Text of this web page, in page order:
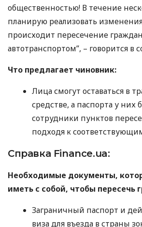
общественностью! В течение
планирую реализовать
происходит пересечение
автотранспортом”, – говорится в
Что предлагает чиновник:
Лица смогут оставаться в
средстве, а паспорта у них
сотрудники пунктов
подходя к
Справка Finance.ua:
Необходимые документы,
иметь с собой, чтобы пересечь
Заграничный паспорт и
виза для въезда в страны